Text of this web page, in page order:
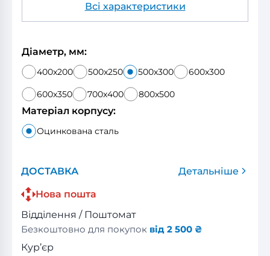
Всі характеристики
Діаметр, мм:
400x200 500x250 500x300 600x300
600x350 700x400 800x500
Матеріал корпусу:
Оцинкована сталь
ДОСТАВКА
Детальніше
Нова пошта
Відділення / Поштомат
Безкоштовно для покупок від 2 500 ₴
Кур’єр